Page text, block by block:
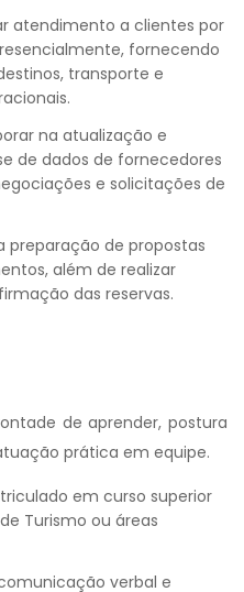
atendimento a clientes por
fornecendo
transporte e
na atualização e
de dados de fornecedores
e solicitações de
preparação de propostas
além de realizar
das reservas.
de aprender, postura
prática em equipe.
em curso superior
Turismo ou áreas
verbal e